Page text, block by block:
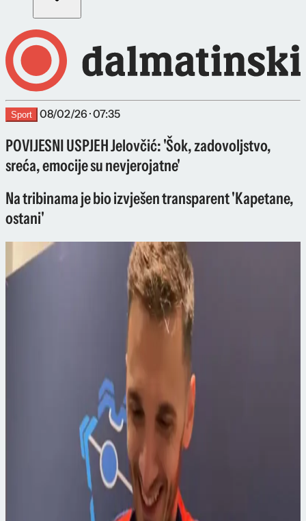
Sport 08/02/26 · 07:35
POVIJESNI USPJEH Jelovčić: 'Šok, zadovoljstvo,
sreća, emocije su nevjerojatne'
Na tribinama je bio izvješen transparent 'Kapetane,
ostani'